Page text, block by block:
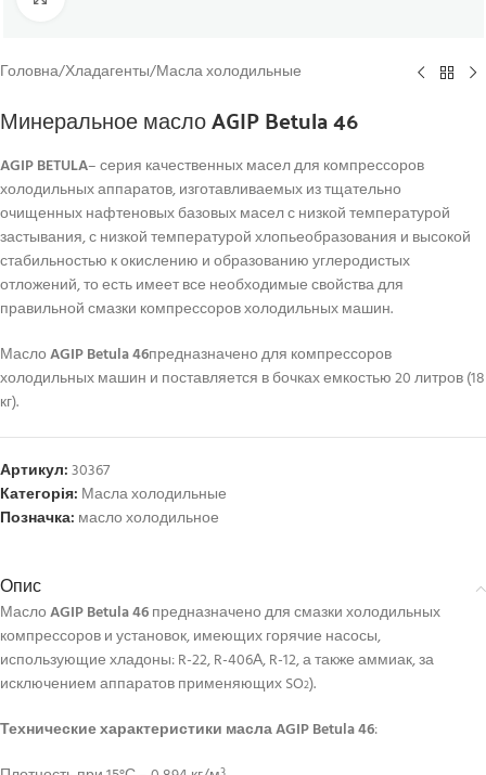
Головна/Хладагенты/Масла холодильные
Минеральное масло AGIP Betula 46
AGIP BETULA– серия качественных масел для компрессоров
холодильных аппаратов, изготавливаемых из тщательно
очищенных нафтеновых базовых масел с низкой температурой
застывания, с низкой температурой хлопьеобразования и высокой
стабильностью к окислению и образованию углеродистых
отложений, то есть имеет все необходимые свойства для
правильной смазки компрессоров холодильных машин.
МаслоAGIP Betula 46предназначено для компрессоров
холодильных машин и поставляется в бочках емкостью 20 литров (18
кг).
Артикул:30367
Категорія: Масла холодильные
Позначка: масло холодильное
Опис
МаслоAGIP Betula 46предназначено для смазки холодильных
компрессоров и установок, имеющих горячие насосы,
использующие хладоны: R-22, R-406А, R-12, а также аммиак, за
исключением аппаратов применяющих SO2).
Технические характеристики маслаAGIP Betula 46: